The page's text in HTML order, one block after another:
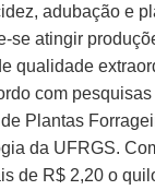
adubação e
se atingir
qualidade
com
Plantas
da UFRGS.
de R$ 2,20 o